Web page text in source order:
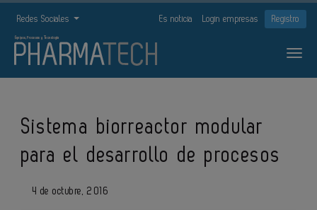
Redes Sociales Es noticia Login empresas Registro
Sistema biorreactor modular
para el desarrollo de procesos
4 de octubre, 2016